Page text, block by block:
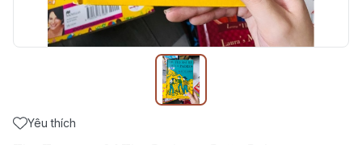
Yêu thích